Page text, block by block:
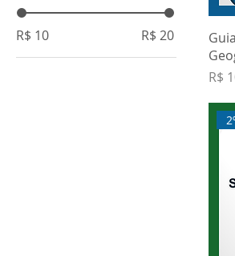
R$ 10 R$ 20
R$